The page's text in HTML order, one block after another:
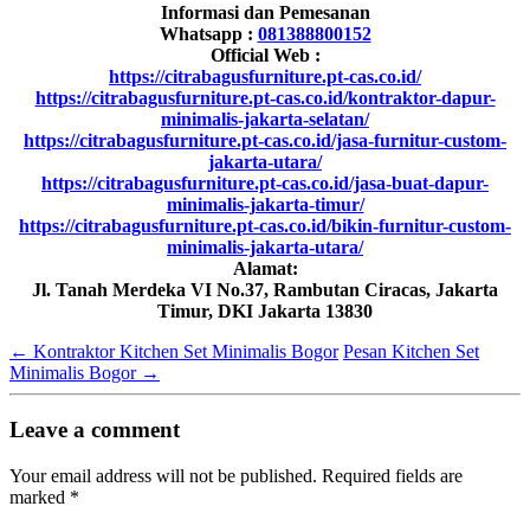
Informasi dan Pemesanan
Whatsapp : 081388800152
Official Web :
https://citrabagusfurniture.pt-cas.co.id/
https://citrabagusfurniture.pt-cas.co.id/kontraktor-dapur-
minimalis-jakarta-selatan/
https://citrabagusfurniture.pt-cas.co.id/jasa-furnitur-custom-
jakarta-utara/
https://citrabagusfurniture.pt-cas.co.id/jasa-buat-dapur-
minimalis-jakarta-timur/
https://citrabagusfurniture.pt-cas.co.id/bikin-furnitur-custom-
minimalis-jakarta-utara/
Alamat:
Jl. Tanah Merdeka VI No.37, Rambutan Ciracas, Jakarta
Timur, DKI Jakarta 13830
← Kontraktor Kitchen Set Minimalis Bogor Pesan Kitchen Set
Minimalis Bogor →
Leave a comment
Your email address will not be published. Required fields are
marked *